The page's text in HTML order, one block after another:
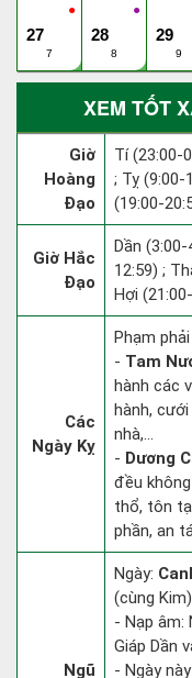
●
27
7
●
28
8
29
9
XEM TỐT
Giờ
Hoàng
Đạo
Tí (23:00-
; Tỵ (9:00-
(19:00-
Giờ Hắc
Đạo
Dần
12:59) ;
Hợi
Các
Ngày Kỵ
Phạm
- Tam
hành các
hành,
nhà,...
- Dương
đều
thổ, tôn
phần, an
Ngũ
Ngày:
(cùng
- Nạp âm:
Giáp Dần
- Ngày